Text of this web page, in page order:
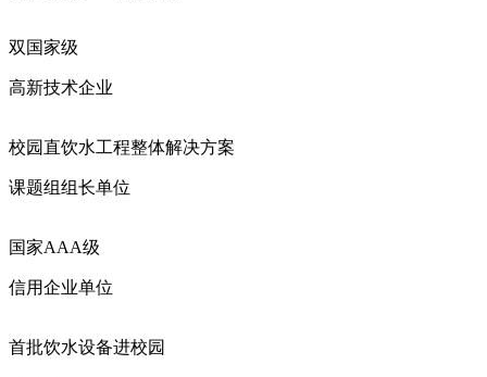
双国家级
高新技术企业
校园直饮水工程整体解决方案
课题组组长单位
国家AAA级
信用企业单位
首批饮水设备进校园